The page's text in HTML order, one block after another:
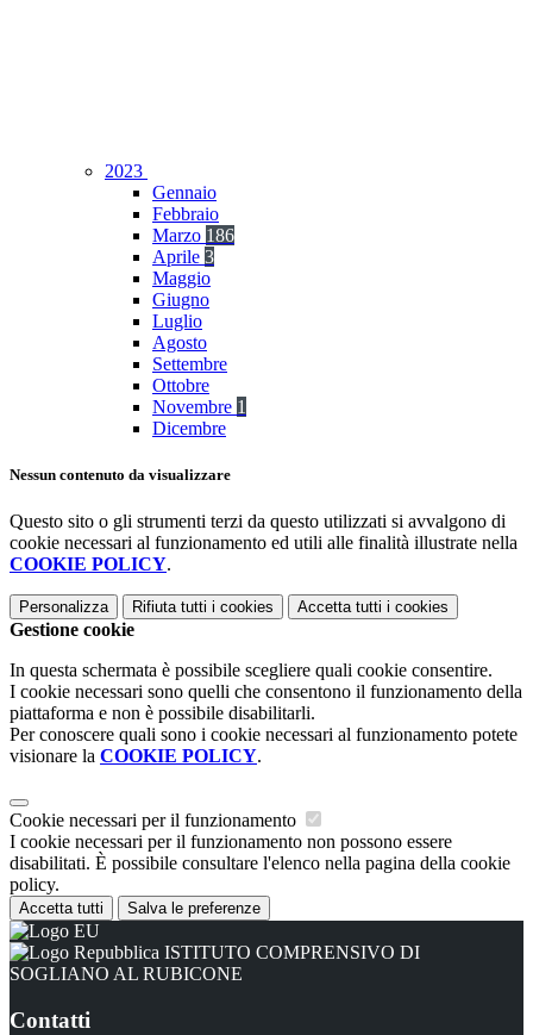
2023
Gennaio
Febbraio
Marzo 186
Aprile 3
Maggio
Giugno
Luglio
Agosto
Settembre
Ottobre
Novembre 1
Dicembre
Nessun contenuto da visualizzare
Questo sito o gli strumenti terzi da questo utilizzati si avvalgono di
cookie necessari al funzionamento ed utili alle finalità illustrate nella
COOKIE POLICY.
Personalizza Rifiuta tutti i cookies Accetta tutti i cookies
Gestione cookie
In questa schermata è possibile scegliere quali cookie consentire.
I cookie necessari sono quelli che consentono il funzionamento della
piattaforma e non è possibile disabilitarli.
Per conoscere quali sono i cookie necessari al funzionamento potete
visionare la COOKIE POLICY.
Cookie necessari per il funzionamento
I cookie necessari per il funzionamento non possono essere
disabilitati. È possibile consultare l'elenco nella pagina della cookie
policy.
Accetta tutti Salva le preferenze
ISTITUTO COMPRENSIVO DI
SOGLIANO AL RUBICONE
Contatti